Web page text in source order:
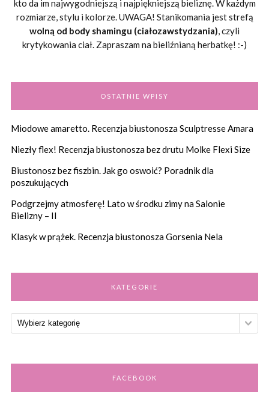
kto da im najwygodniejszą i najpiękniejszą bieliznę. W każdym
rozmiarze, stylu i kolorze. UWAGA! Stanikomania jest strefą
wolną od body shamingu (ciałozawstydzania), czyli
krytykowania ciał. Zapraszam na bieliźnianą herbatkę! :-)
OSTATNIE WPISY
Miodowe amaretto. Recenzja biustonosza Sculptresse Amara
Niezły flex! Recenzja biustonosza bez drutu Molke Flexi Size
Biustonosz bez fiszbin. Jak go oswoić? Poradnik dla
poszukujących
Podgrzejmy atmosferę! Lato w środku zimy na Salonie
Bielizny – II
Klasyk w prążek. Recenzja biustonosza Gorsenia Nela
KATEGORIE
FACEBOOK